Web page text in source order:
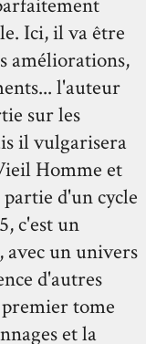
Ici, il va être
améliorations,
l'auteur
sur les
il vulgarisera
Homme et
d'un cycle
c'est un
un univers
d'autres
tome
et la